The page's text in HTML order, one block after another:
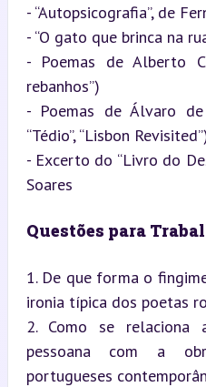
- “Autopsicografia”, de
- “O gato que brinca na
- Poemas de Alberto
rebanhos”)
- Poemas de Álvaro de
“Tédio”, “Lisbon
- Excerto do “Livro do
Soares
Questões para
1. De que forma o
ironia típica dos poetas
2. Como se relaciona
pessoana com a
portugueses